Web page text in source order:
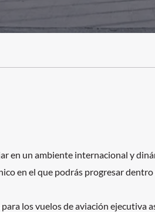
en un ambiente internacional y
en el que podrás progresar dentro
los vuelos de aviación ejecutiva